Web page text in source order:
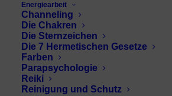
Energiearbeit
Channeling
Die Chakren
Die Sternzeichen
Die 7 Hermetischen Gesetze
Farben
Parapsychologie
Reiki
Reinigung und Schutz